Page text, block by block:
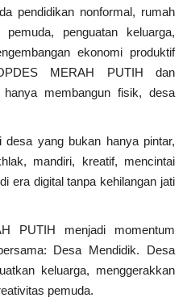
pendidikan nonformal, rumah
penguatan keluarga,
ekonomi produktif
MERAH PUTIH dan
membangun fisik, desa
desa yang bukan hanya pintar,
mandiri, kreatif, mencintai
era digital tanpa kehilangan jati
PUTIH menjadi momentum
Desa Mendidik. Desa
keluarga, menggerakkan
pemuda.